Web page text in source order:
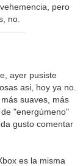
pero
no.
ayer pusiste
asi, hoy ya no.
suaves, más
"energúmeno"
gusto comentar
es la misma